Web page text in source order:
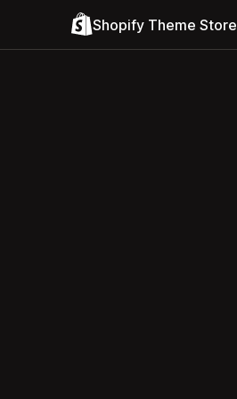
Shopify Theme Store